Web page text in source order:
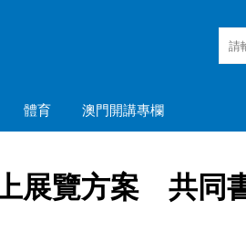
體育 澳門開講專欄
展覽方案 共同